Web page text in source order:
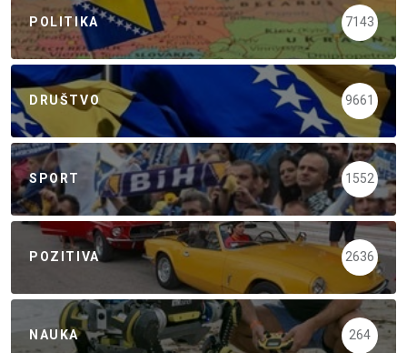
POLITIKA 7143
DRUŠTVO 9661
SPORT 1552
POZITIVA 2636
NAUKA 264